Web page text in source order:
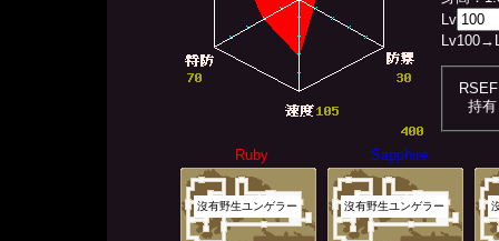
Lv
Lv100
持有
Ruby Sapphire
沒有野生ユンゲラー 沒有野生ユンゲラー